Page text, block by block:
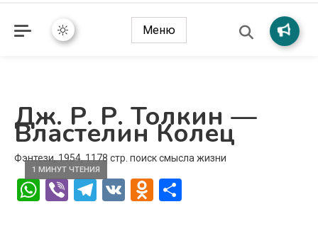
Меню
Дж. Р. Р. Толкин —
Властелин Колец
1 МИНУТ ЧТЕНИЯ
Фэнтези, 1954, 1178 стр. поиск смысла жизни
WhatsApp
ViberTelegram
VK Odnoklassniki